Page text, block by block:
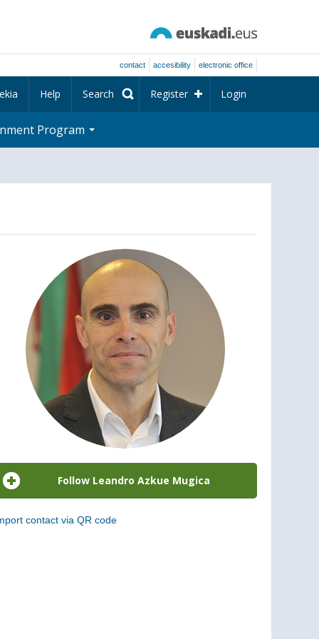
contact accesibility electronic office
Help Search Register Login
Program
contact via QR code